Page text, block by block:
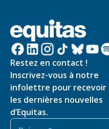
Restez en contact !
Inscrivez-vous à notre
infolettre pour recevoir
les dernières nouvelles
d’Equitas.